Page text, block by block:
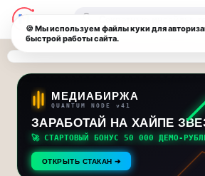
Последние
новости
и
обновления
потока:
Друзья,
приглашаем
на
—
Главный
столичный
чат-
🔍
МЕДИАБИРЖА
QUANTUM NODE v41
ЗАРАБОТАЙ НА ХАЙПЕ
🚀 СТАРТОВЫЙ БОНУС 50 000 ДЕМО-
ОТКРЫТЬ СТАКАН ➔
🍪 Мы используем файлы куки для
быстрой работы сайта.